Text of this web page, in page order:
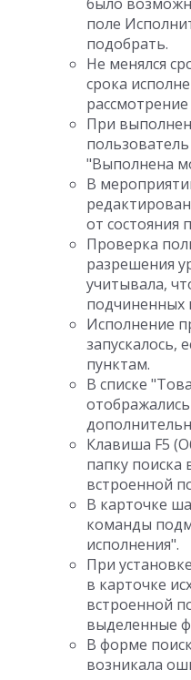
поле
подобрать.
Не менялся
срока
При
"Выполнена
В
от состояния
Проверка
разрешения
учитывала,
подчиненных
Исполнение
запускалось,
пунктам.
В списке
Клавиша F5
папку поиска
встроенной
В карточке
команды
исполнения".
При
в карточке
встроенной
выделенные
В форме
возникала